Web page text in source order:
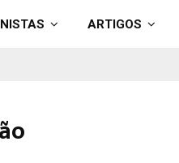
ARTIGOS